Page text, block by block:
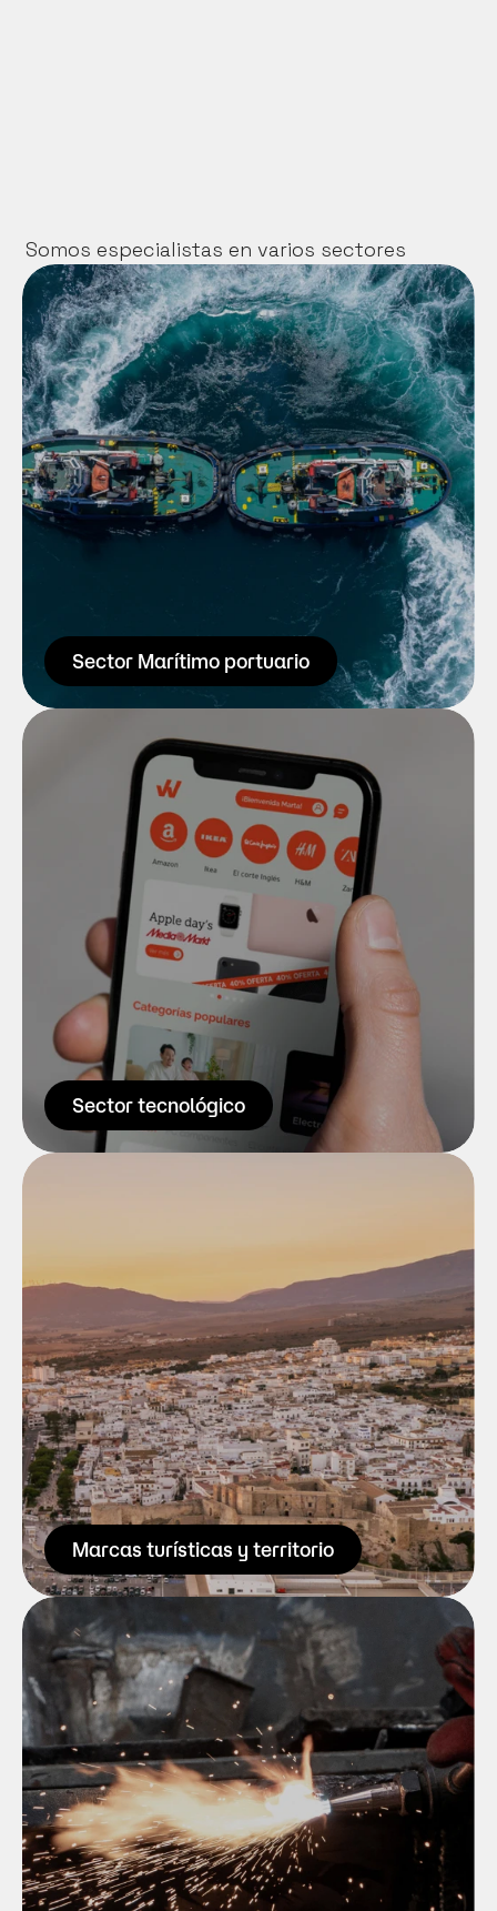
Somos especialistas en varios sectores
Sector Marítimo portuario
Tenemos a tiro de piedra 2 mares
distintos y uno de los puertos más
punteros de Europa (el de Algeciras), lo
raro hubiese sido no acabar haciéndonos
expertos en esto. Entre nuestros clientes
de los últimos años están algunas de las
empresas más importantes del sector:
Navieras, multinacionales de bunkering o
la APBA entre otras.
Saber más
Sector tecnológico
Sector tecnológico es como un gran
cajón desastre (¿o es de sastre?) donde
lo mismo os podemos enseñar algún
vídeo que hemos hecho para Cabify
como los proyectos de branding para
una ticketera online o un ecommerce.
Pasa y te contamos más.
Saber más
Marcas turísticas y territorio
mismo. Tenemos la suerte de haber
trabajo en ambos tipos de proyectos.
Uno de ellos es probablemente el más
ilusionante que hemos podido hacer
hasta ahora: la marca territorio de
nuestra comarca. Branding, spots,
cartelería… Instituciones; bienvenidas.
Saber más
Cuando nos dijeron que teníamos chispa,
seguramente estaban pensando en esto.
Radiales, soldaduras, grúas y demás
cosas super interesantes para los
amantes de Discovery. Nuestro reto
(pensamos que conseguido en la
mayoría de casos) es humanizar y dar
emoción a un sector donde las máquinas
suelen tener mucho protagonismo.